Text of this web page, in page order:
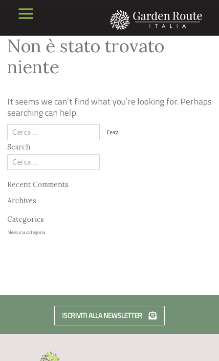
Non è stato trovato
niente
It seems we can’t find what you’re looking for. Perhaps
searching can help.
Search
Recent Comments
Archives
Categories
Nessuna categoria
ISCRIVITI ALLA NEWSLETTER